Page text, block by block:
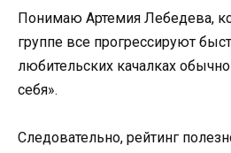
Понимаю Артемия Лебедева,
группе все прогрессируют
любительских качалках
себя».
Следовательно, рейтинг